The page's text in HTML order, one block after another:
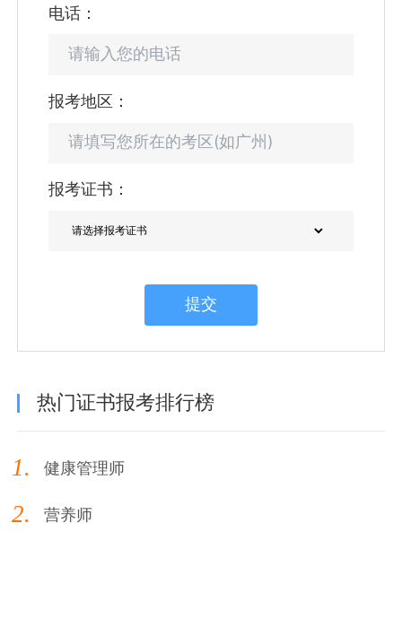
电话：
报考地区：
报考证书：
提交
热门证书报考排行榜
1. 健康管理师
2. 营养师